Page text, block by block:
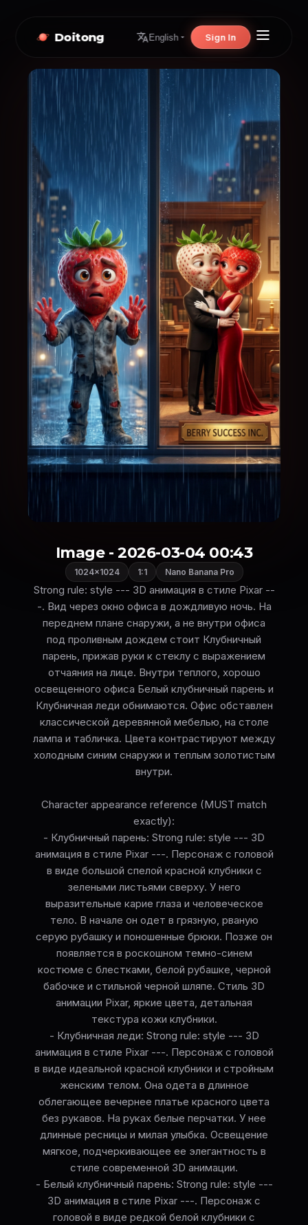
Doitong English Sign In
Image - 2026-03-04 00:43
1024×1024 1:1 Nano Banana Pro
Strong rule: style --- 3D анимация в стиле Pixar --
-. Вид через окно офиса в дождливую ночь. На
переднем плане снаружи, а не внутри офиса
под проливным дождем стоит Клубничный
парень, прижав руки к стеклу с выражением
отчаяния на лице. Внутри теплого, хорошо
освещенного офиса Белый клубничный парень и
Клубничная леди обнимаются. Офис обставлен
классической деревянной мебелью, на столе
лампа и табличка. Цвета контрастируют между
холодным синим снаружи и теплым золотистым
внутри.
Character appearance reference (MUST match
exactly):
- Клубничный парень: Strong rule: style --- 3D
анимация в стиле Pixar ---. Персонаж с головой
в виде большой спелой красной клубники с
зелеными листьями сверху. У него
выразительные карие глаза и человеческое
тело. В начале он одет в грязную, рваную
серую рубашку и поношенные брюки. Позже он
появляется в роскошном темно-синем
костюме с блестками, белой рубашке, черной
бабочке и стильной черной шляпе. Стиль 3D
анимации Pixar, яркие цвета, детальная
текстура кожи клубники.
- Клубничная леди: Strong rule: style --- 3D
анимация в стиле Pixar ---. Персонаж с головой
в виде идеальной красной клубники и стройным
женским телом. Она одета в длинное
облегающее вечернее платье красного цвета
без рукавов. На руках белые перчатки. У нее
длинные ресницы и милая улыбка. Освещение
мягкое, подчеркивающее ее элегантность в
стиле современной 3D анимации.
- Белый клубничный парень: Strong rule: style ---
3D анимация в стиле Pixar ---. Персонаж с
головой в виде редкой белой клубники с